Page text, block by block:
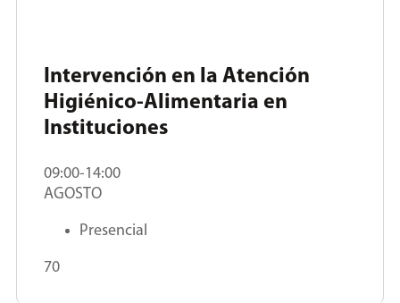
Intervención en la Atención
Higiénico-Alimentaria en
Instituciones
09:00-14:00
AGOSTO
Presencial
70